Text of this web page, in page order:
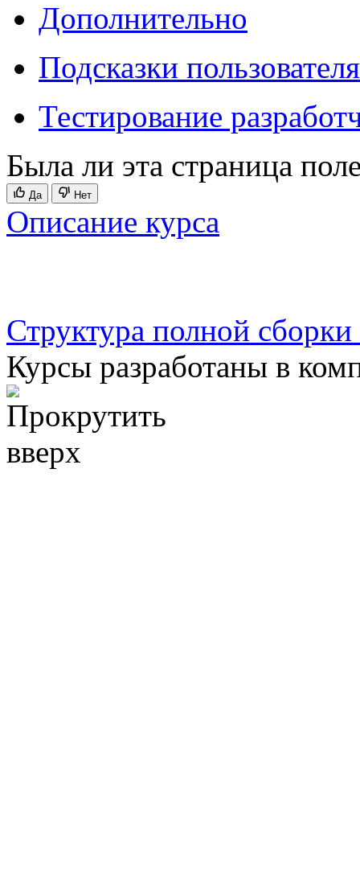
Дополнительно
Подсказки
Тестирование
Была ли эта страница
Да Нет
Описание курса
Структура полной
Курсы разработаны в